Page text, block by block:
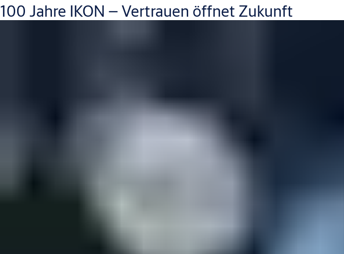
100 Jahre IKON – Vertrauen öffnet Zukunft